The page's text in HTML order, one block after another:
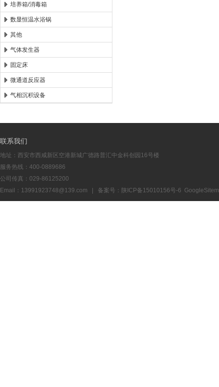
培养箱/消毒箱
数显恒温水浴锅
其他
气体发生器
固定床
微通道反应器
气相沉积设备
联系我们
地址：西安市西咸新区空港新城广德路普汇中金科创园16号楼
服务热线：400-0889686
公司传真：029-86125200
Email：13991923748@139.com | 备案号： 陕ICP备15010156号-6